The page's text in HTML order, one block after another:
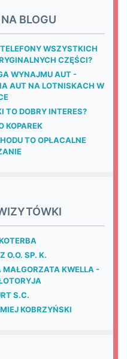
BLOGU
WSZYSTKICH
CZĘŚCI?
WYNAJMU AUT -
AUT NA LOTNISKACH W
TO DOBRY INTERES?
KOPAREK
TO OPŁACALNE
O.O. SP. K.
KWELLA -
S.C.
KOBRZYŃSKI